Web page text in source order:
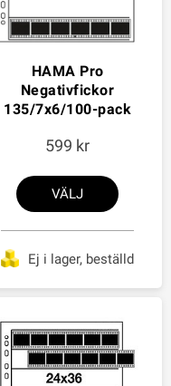
HAMA Pro
Negativfickor
135/7x6/100-pack
599
VÄLJ
Ej i lager, beställd